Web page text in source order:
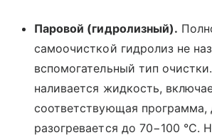
Паровой (гидролизный).
самоочисткой гидролиз не
вспомогательный тип
наливается жидкость,
соответствующая программа,
разогревается до 70−100 °C.